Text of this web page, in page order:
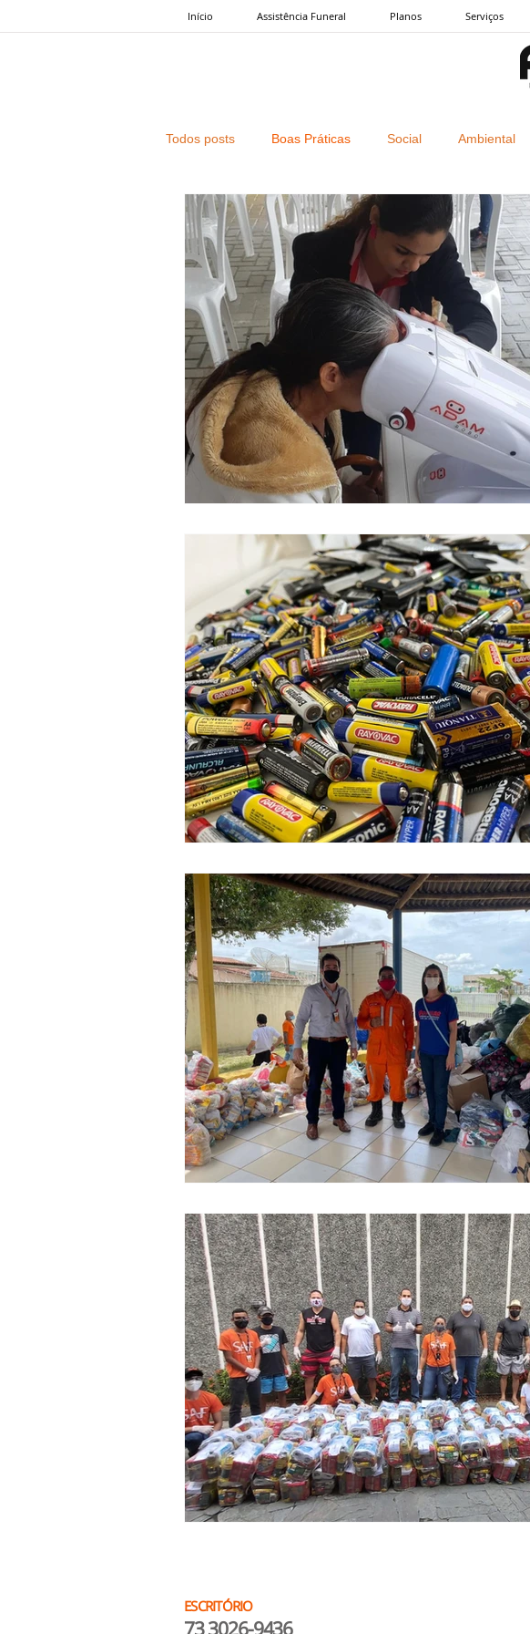
Início Assistência Funeral Planos Serviços
Todos posts Boas Práticas Social Ambiental
ESCRITÓRIO
73 3026-9436